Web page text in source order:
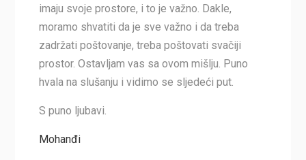
imaju svoje prostore, i to je važno. Dakle,
moramo shvatiti da je sve važno i da treba
zadržati poštovanje, treba poštovati svačiji
prostor. Ostavljam vas sa ovom mišlju. Puno
hvala na slušanju i vidimo se sljedeći put.
S puno ljubavi.
Mohanđi